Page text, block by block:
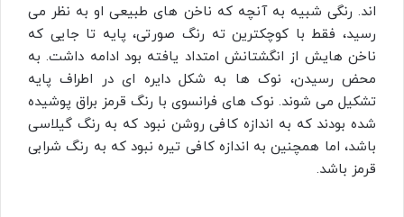
اند. رنگی شبیه به آنچه که ناخن های طبیعی او به نظر می
رسید، فقط با کوچکترین ته رنگ صورتی، پایه تا جایی که
ناخن هایش از انگشتانش امتداد یافته بود ادامه داشت. به
محض رسیدن، نوک ها به شکل دایره ای در اطراف پایه
تشکیل می شوند. نوک های فرانسوی با رنگ قرمز براق پوشیده
شده بودند که به اندازه کافی روشن نبود که به رنگ گیلاسی
باشد، اما همچنین به اندازه کافی تیره نبود که به رنگ شرابی
قرمز باشد.